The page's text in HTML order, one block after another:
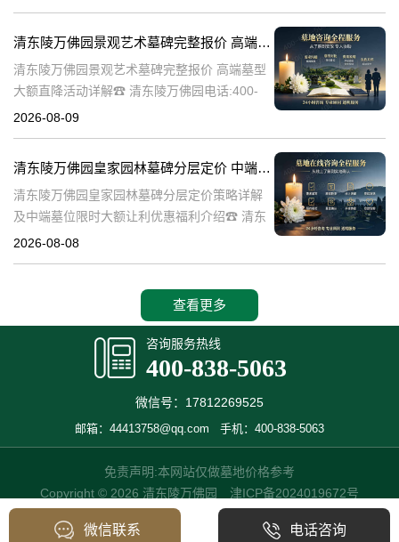
清东陵万佛园景观艺术墓碑完整报价 高端墓型大额直降活动详解
清东陵万佛园景观艺术墓碑完整报价 高端墓型
大额直降活动详解☎ 清东陵万佛园电话:400-
838-5063清东陵万佛园，作为中国著名的皇家
2026-08-09
清东陵万佛园皇家园林墓碑分层定价 中端墓位限时大额让利详解及优惠福利
清东陵万佛园皇家园林墓碑分层定价策略详解
及中端墓位限时大额让利优惠福利介绍☎ 清东
陵万佛园电话:400-838-5063清东陵万佛园，作
2026-08-08
查看更多
咨询服务热线
400-838-5063
微信号：17812269525
邮箱：44413758@qq.com 手机：400-838-5063
免责声明:本网站仅做墓地价格参考
Copyright © 2026 清东陵万佛园 津ICP备2024019672号
微信联系 电话咨询